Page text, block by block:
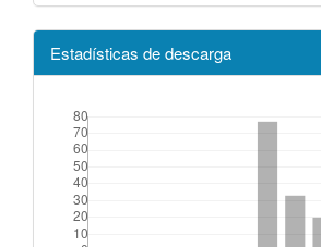
Estadísticas de descarga